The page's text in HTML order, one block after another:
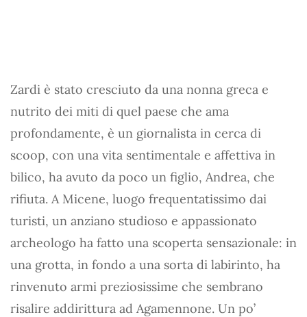
Zardi è stato cresciuto da una nonna greca e
nutrito dei miti di quel paese che ama
profondamente, è un giornalista in cerca di
scoop, con una vita sentimentale e affettiva in
bilico, ha avuto da poco un figlio, Andrea, che
rifiuta. A Micene, luogo frequentatissimo dai
turisti, un anziano studioso e appassionato
archeologo ha fatto una scoperta sensazionale: in
una grotta, in fondo a una sorta di labirinto, ha
rinvenuto armi preziosissime che sembrano
risalire addirittura ad Agamennone. Un po’